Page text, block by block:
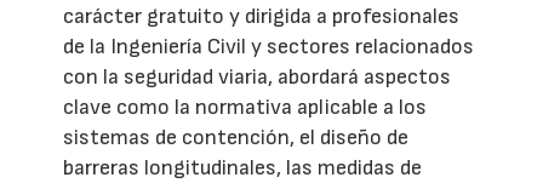
carácter gratuito y dirigida a profesionales
de la Ingeniería Civil y sectores relacionados
con la seguridad viaria, abordará aspectos
clave como la normativa aplicable a los
sistemas de contención, el diseño de
barreras longitudinales, las medidas de